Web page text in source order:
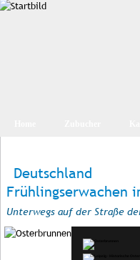
Deutschland
Frühlingserwachen
Unterwegs auf der Straße